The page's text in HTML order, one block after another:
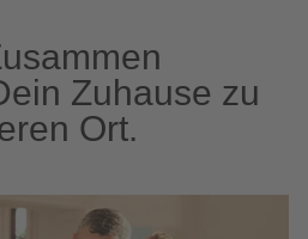
Zuhause zu
Ort.